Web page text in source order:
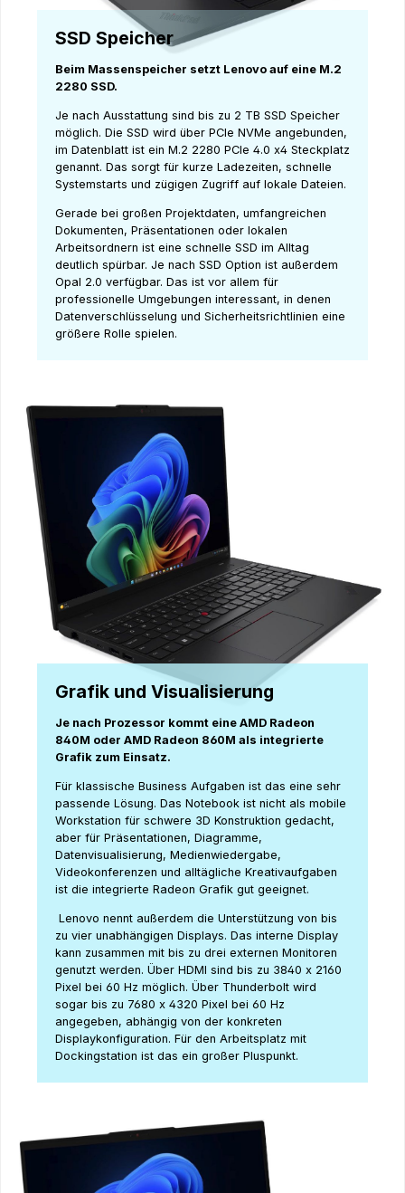
SSD Speicher
Beim Massenspeicher setzt Lenovo auf eine M.2
2280 SSD.
Je nach Ausstattung sind bis zu 2 TB SSD Speicher
möglich. Die SSD wird über PCIe NVMe angebunden,
im Datenblatt ist ein M.2 2280 PCIe 4.0 x4 Steckplatz
genannt. Das sorgt für kurze Ladezeiten, schnelle
Systemstarts und zügigen Zugriff auf lokale Dateien.
Gerade bei großen Projektdaten, umfangreichen
Dokumenten, Präsentationen oder lokalen
Arbeitsordnern ist eine schnelle SSD im Alltag
deutlich spürbar. Je nach SSD Option ist außerdem
Opal 2.0 verfügbar. Das ist vor allem für
professionelle Umgebungen interessant, in denen
Datenverschlüsselung und Sicherheitsrichtlinien eine
größere Rolle spielen.
Grafik und Visualisierung
Je nach Prozessor kommt eine AMD Radeon
840M oder AMD Radeon 860M als integrierte
Grafik zum Einsatz.
Für klassische Business Aufgaben ist das eine sehr
passende Lösung. Das Notebook ist nicht als mobile
Workstation für schwere 3D Konstruktion gedacht,
aber für Präsentationen, Diagramme,
Datenvisualisierung, Medienwiedergabe,
Videokonferenzen und alltägliche Kreativaufgaben
ist die integrierte Radeon Grafik gut geeignet.
Lenovo nennt außerdem die Unterstützung von bis
zu vier unabhängigen Displays. Das interne Display
kann zusammen mit bis zu drei externen Monitoren
genutzt werden. Über HDMI sind bis zu 3840 x 2160
Pixel bei 60 Hz möglich. Über Thunderbolt wird
sogar bis zu 7680 x 4320 Pixel bei 60 Hz
angegeben, abhängig von der konkreten
Displaykonfiguration. Für den Arbeitsplatz mit
Dockingstation ist das ein großer Pluspunkt.